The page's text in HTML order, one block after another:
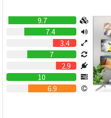
9.7
7.4
3.4
7
2.9
10
6.9